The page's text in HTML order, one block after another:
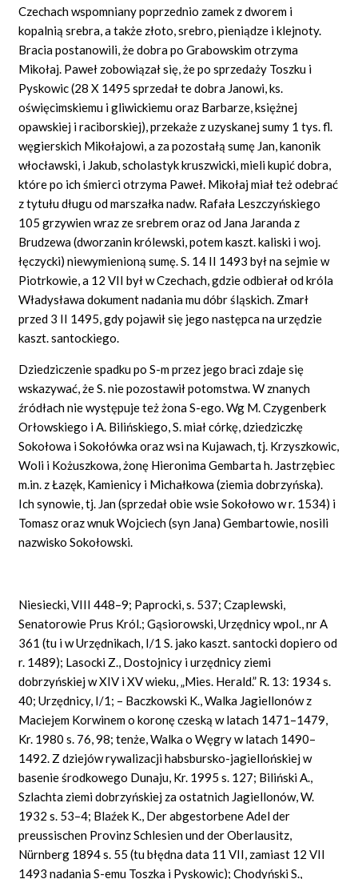
Czechach wspomniany poprzednio zamek z dworem i
kopalnią srebra, a także złoto, srebro, pieniądze i klejnoty.
Bracia postanowili, że dobra po Grabowskim otrzyma
Mikołaj. Paweł zobowiązał się, że po sprzedaży Toszku i
Pyskowic (28 X 1495 sprzedał te dobra Janowi, ks.
oświęcimskiemu i gliwickiemu oraz Barbarze, księżnej
opawskiej i raciborskiej), przekaże z uzyskanej sumy 1 tys. fl.
węgierskich Mikołajowi, a za pozostałą sumę Jan, kanonik
włocławski, i Jakub, scholastyk kruszwicki, mieli kupić dobra,
które po ich śmierci otrzyma Paweł. Mikołaj miał też odebrać
z tytułu długu od marszałka nadw. Rafała Leszczyńskiego
105 grzywien wraz ze srebrem oraz od Jana Jaranda z
Brudzewa (dworzanin królewski, potem kaszt. kaliski i woj.
łęczycki) niewymienioną sumę. S. 14 II 1493 był na sejmie w
Piotrkowie, a 12 VII był w Czechach, gdzie odbierał od króla
Władysława dokument nadania mu dóbr śląskich. Zmarł
przed 3 II 1495, gdy pojawił się jego następca na urzędzie
kaszt. santockiego.
Dziedziczenie spadku po S-m przez jego braci zdaje się
wskazywać, że S. nie pozostawił potomstwa. W znanych
źródłach nie występuje też żona S-ego. Wg M. Czygenberk
Orłowskiego i A. Bilińskiego, S. miał córkę, dziedziczkę
Sokołowa i Sokołówka oraz wsi na Kujawach, tj. Krzyszkowic,
Woli i Kożuszkowa, żonę Hieronima Gembarta h. Jastrzębiec
m.in. z Łazęk, Kamienicy i Michałkowa (ziemia dobrzyńska).
Ich synowie, tj. Jan (sprzedał obie wsie Sokołowo w r. 1534) i
Tomasz oraz wnuk Wojciech (syn Jana) Gembartowie, nosili
nazwisko Sokołowski.
Niesiecki, VIII 448–9; Paprocki, s. 537; Czaplewski,
Senatorowie Prus Król.; Gąsiorowski, Urzędnicy wpol., nr A
361 (tu i w Urzędnikach, I/1 S. jako kaszt. santocki dopiero od
r. 1489); Lasocki Z., Dostojnicy i urzędnicy ziemi
dobrzyńskiej w XIV i XV wieku, „Mies. Herald.” R. 13: 1934 s.
40; Urzędnicy, I/1; – Baczkowski K., Walka Jagiellonów z
Maciejem Korwinem o koronę czeską w latach 1471–1479,
Kr. 1980 s. 76, 98; tenże, Walka o Węgry w latach 1490–
1492. Z dziejów rywalizacji habsbursko-jagiellońskiej w
basenie środkowego Dunaju, Kr. 1995 s. 127; Biliński A.,
Szlachta ziemi dobrzyńskiej za ostatnich Jagiellonów, W.
1932 s. 53–4; Blaźek K., Der abgestorbene Adel der
preussischen Provinz Schlesien und der Oberlausitz,
Nürnberg 1894 s. 55 (tu błędna data 11 VII, zamiast 12 VII
1493 nadania S-emu Toszka i Pyskowic); Chodyński S.,